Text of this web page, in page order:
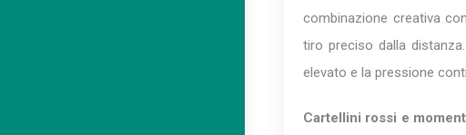
combinazione creativa
tiro preciso dalla
elevato e la pressione
Cartellini rossi e